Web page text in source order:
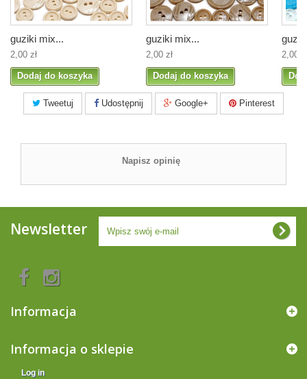
guziki mix...
2,00 zł
Dodaj do koszyka
guziki mix...
2,00 zł
Dodaj do koszyka
2,00
Tweetuj Udostępnij Google+ Pinterest
Napisz opinię
Newsletter
Informacja
Informacja o sklepie
Log in